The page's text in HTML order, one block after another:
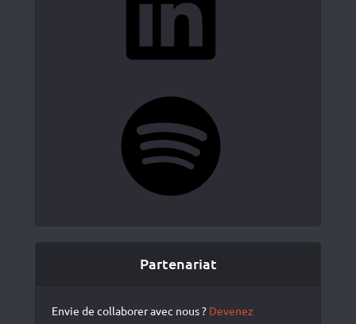
Partenariat
Envie de collaborer avec nous ? Devenez